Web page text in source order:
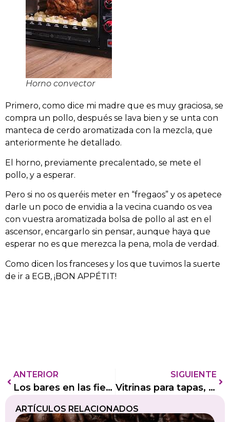
Horno convector
Primero, como dice mi madre que es muy graciosa, se
compra un pollo, después se lava bien y se unta con
manteca de cerdo aromatizada con la mezcla, que
anteriormente he detallado.
El horno, previamente precalentado, se mete el
pollo, y a esperar.
Pero si no os queréis meter en “fregaos” y os apetece
darle un poco de envidia a la vecina cuando os vea
con vuestra aromatizada bolsa de pollo al ast en el
ascensor, encargarlo sin pensar, aunque haya que
esperar no es que merezca la pena, mola de verdad.
Como dicen los franceses y los que tuvimos la suerte
de ir a EGB, ¡BON APPÉTIT!
ANTERIOR
Los bares en las fiestas del pilar
SIGUIENTE
Vitrinas para tapas, cuál elegir
ARTÍCULOS RELACIONADOS